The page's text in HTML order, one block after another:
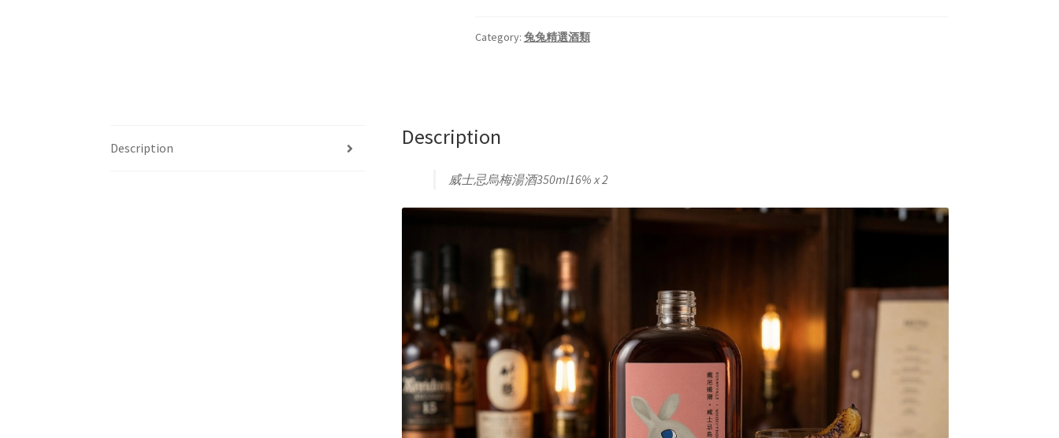
消
禮
威
忌
350ml16%x2,
袋
酒
40ml
x6,
曡
Category: 兔兔精選酒類
Description Description
威士忌烏梅湯酒350ml16% x 2